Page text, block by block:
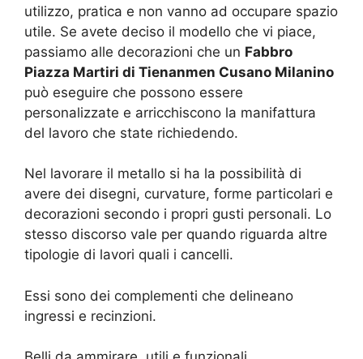
utilizzo, pratica e non vanno ad occupare spazio
utile. Se avete deciso il modello che vi piace,
passiamo alle decorazioni che un Fabbro
Piazza Martiri di Tienanmen Cusano Milanino
può eseguire che possono essere
personalizzate e arricchiscono la manifattura
del lavoro che state richiedendo.
Nel lavorare il metallo si ha la possibilità di
avere dei disegni, curvature, forme particolari e
decorazioni secondo i propri gusti personali. Lo
stesso discorso vale per quando riguarda altre
tipologie di lavori quali i cancelli.
Essi sono dei complementi che delineano
ingressi e recinzioni.